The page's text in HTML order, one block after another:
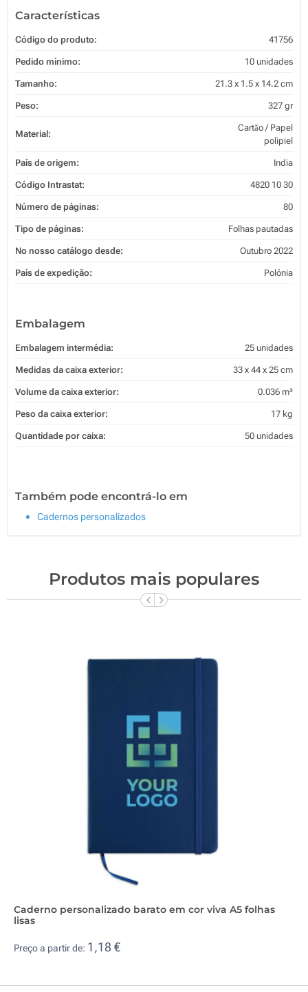
Características
Código do produto: 41756
Pedido mínimo: 10 unidades
Tamanho: 21.3 x 1.5 x 14.2 cm
Peso: 327 gr
Material:
Cartăo / Papel
polipiel
País de origem: India
Código Intrastat: 4820 10 30
Número de páginas: 80
Tipo de páginas: Folhas pautadas
No nosso catálogo desde: Outubro 2022
País de expedição: Polónia
Embalagem
Embalagem intermédia: 25 unidades
Medidas da caixa exterior: 33 x 44 x 25 cm
Volume da caixa exterior: 0.036 m³
Peso da caixa exterior: 17 kg
Quantidade por caixa: 50 unidades
Também pode encontrá-lo em
Cadernos personalizados
Produtos mais populares
Caderno personalizado barato em cor viva A5 folhas
lisas
Preço a partir de: 1,18 €